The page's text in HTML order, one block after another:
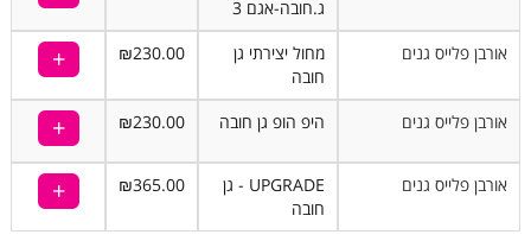
ג.חובה-אגם 3
אורבן פלייס גנים
מחול יצירתי גן
חובה
₪230.00
אורבן פלייס גנים היפ הופ גן חובה ₪230.00
אורבן פלייס גנים
UPGRADE - גן
חובה
₪365.00